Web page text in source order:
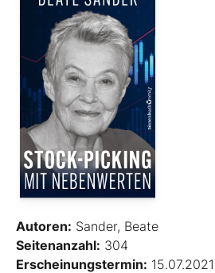
Autoren: Sander, Beate
Seitenanzahl: 304
Erscheinungstermin: 15.07.2021